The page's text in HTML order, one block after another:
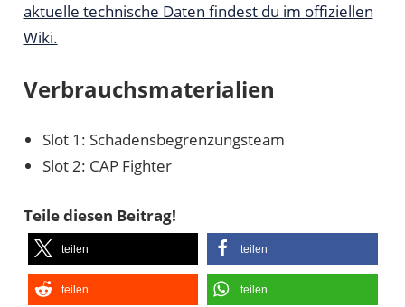
aktuelle technische Daten findest du im offiziellen
Wiki.
Verbrauchsmaterialien
Slot 1: Schadensbegrenzungsteam
Slot 2: CAP Fighter
Teile diesen Beitrag!
teilen teilen
teilen teilen